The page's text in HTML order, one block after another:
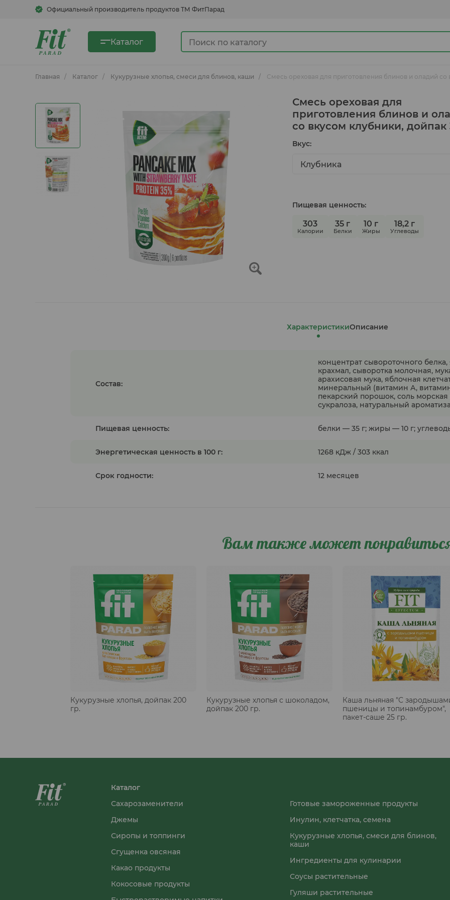
Официальный производитель продуктов ТМ ФитПарад
Джемы
Сгущенка овсяная Какао продукты
Быстрорастворимые напитки Готовые замороженные продукты
Кукурузные хлопья, смеси для
блинов, каши
Ингредиенты для кулинарии
Гуляши растительные
Каталог
Главная Каталог Кукурузные хлопья, смеси для блинов, каши Смесь ореховая для приготовления блинов и оладий со
Смесь ореховая для
приготовления блинов и
со вкусом клубники, дойпак
Вкус:
Клубника
Пищевая ценность:
303
Калории
35 г
Белки
10 г
Жиры
18,2 г
Углеводы
ХарактеристикиОписание
Состав:
концентрат сывороточного
крахмал, сыворотка молочная,
арахисовая мука, яблочная
минеральный (витамин А,
пекарский порошок, соль
сукралоза, натуральный
Пищевая ценность: белки — 35 г; жиры — 10 г;
Энергетическая ценность в 100 г: 1268 кДж / 303 ккал
Срок годности: 12 месяцев
Вам также может
Кукурузные хлопья, дойпак 200
гр.
Кукурузные хлопья с шоколадом,
дойпак 200 гр.
Каша льняная "С
пшеницы и топинамбуром",
пакет-саше 25 гр.
Каталог
Сахарозаменители
Джемы
Сиропы и топпинги
Сгущенка овсяная
Какао продукты
Кокосовые продукты
Готовые замороженные продукты
Инулин, клетчатка, семена
Кукурузные хлопья, смеси для блинов,
каши
Ингредиенты для кулинарии
Соусы растительные
Гуляши растительные